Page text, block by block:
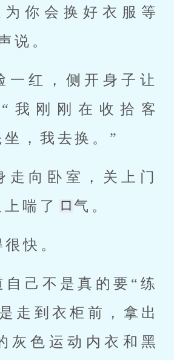
说。
我刚刚在收拾客
，我去换。”
喘了
气。
很快。
走到衣柜前，拿出
灰色运动内衣和黑